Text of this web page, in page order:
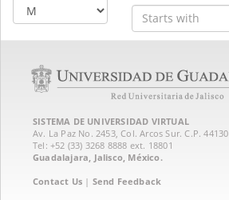
SISTEMA DE UNIVERSIDAD VIRTUAL
Av. La Paz No. 2453, Col. Arcos Sur. C.P. 44130
Tel: +52 (33) 3268 8888‏ ext. 18801
Guadalajara, Jalisco, México.
Contact Us | Send Feedback